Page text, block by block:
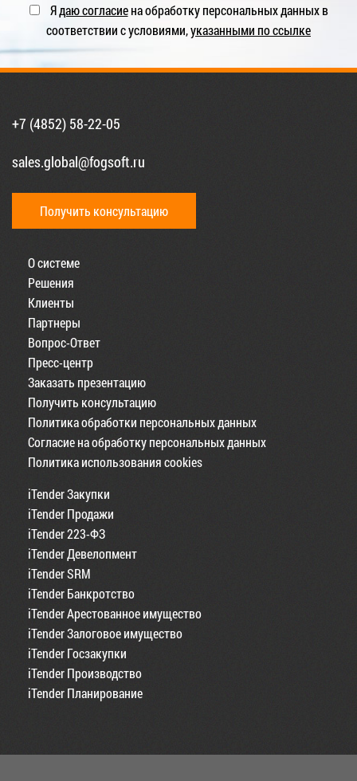
Ядаю согласиена обработку персональных данных в
соответствии с условиями,указанными по ссылке
+7 (4852) 58-22-05
sales.global@fogsoft.ru
Получить консультацию
О системе
Решения
Клиенты
Партнеры
Вопрос-Ответ
Пресс-центр
Заказать презентацию
Получить консультацию
Политика обработки персональных данных
Согласие на обработку персональных данных
Политика использования cookies
iTender Закупки
iTender Продажи
iTender 223-ФЗ
iTender Девелопмент
iTender SRM
iTender Банкротство
iTender Арестованное имущество
iTender Залоговое имущество
iTender Госзакупки
iTender Производство
iTender Планирование